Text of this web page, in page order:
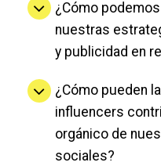
¿Cómo
nuestras
y publicidad en
¿Cómo pueden
influencers
orgánico de
sociales?